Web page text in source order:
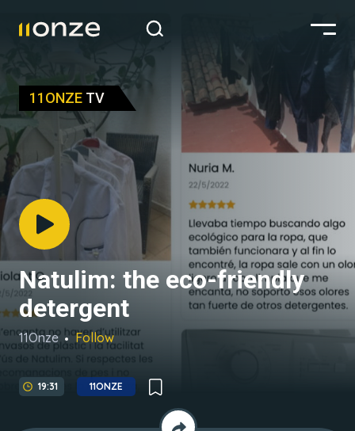
11ONZE TV
Natulim: the eco-friendly
detergent
11Onze Follow
19:31 11ONZE